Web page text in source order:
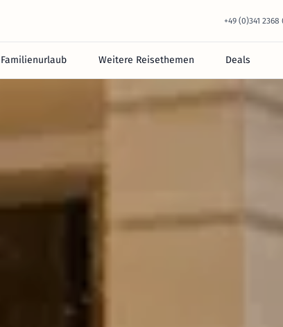
+49 (0)341 2368
Familienurlaub Weitere Reisethemen Deals